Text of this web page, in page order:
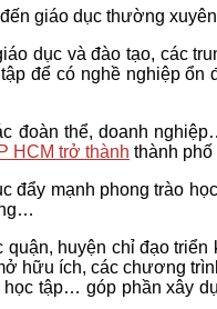
giáo dục thường
dục và đào tạo, các
để có nghề nghiệp ổn
đoàn thể, doanh
HCM trở thành thành phố
đẩy mạnh phong trào
huyện chỉ đạo triển
hữu ích, các chương
học tập… góp phần xây